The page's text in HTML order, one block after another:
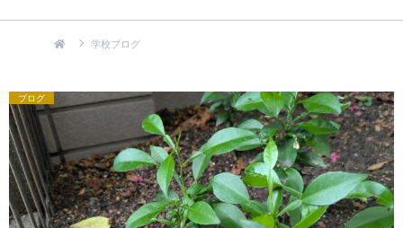
学校ブログ
ブログ